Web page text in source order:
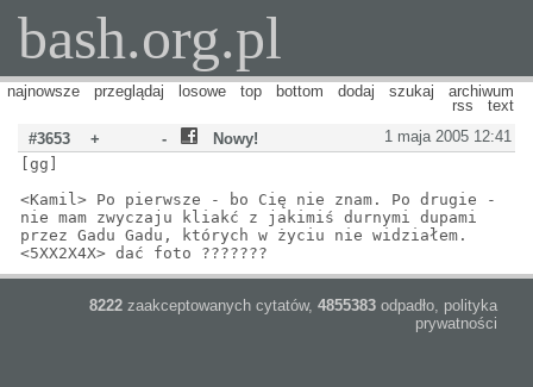
bash.org.pl
najnowsze przeglądaj losowe top bottom dodaj szukaj
archiwum
rss
text
1 maja 2005 12:41
#3653 + -
Nowy!
[gg]
<Kamil> Po pierwsze - bo Cię nie znam. Po drugie -
nie mam zwyczaju kliakć z jakimiś durnymi dupami
przez Gadu Gadu, których w życiu nie widziałem.
<5XX2X4X> dać foto ???????
8222 zaakceptowanych cytatów, 4855383 odpadło, polityka
prywatności